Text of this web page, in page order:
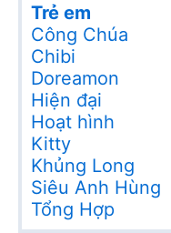
Trẻ em
Công Chúa
Chibi
Doreamon
Hiện đại
Hoạt hình
Kitty
Khủng Long
Siêu Anh Hùng
Tổng Hợp